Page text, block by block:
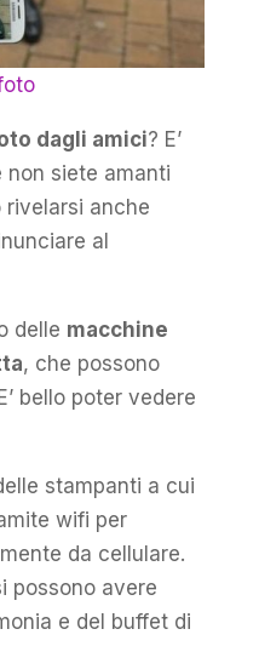
dagli amici? E’
non siete amanti
rivelarsi anche
al
delle macchine
, che possono
bello poter vedere
stampanti a cui
wifi per
da cellulare.
possono avere
e del buffet di